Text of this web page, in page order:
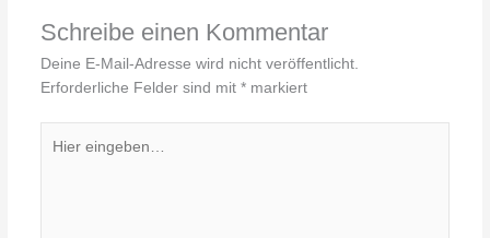
Schreibe einen Kommentar
Deine E-Mail-Adresse wird nicht veröffentlicht.
Erforderliche Felder sind mit *markiert
eingeben…